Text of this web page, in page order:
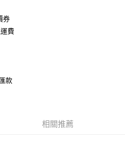
訂單成立後會自動跳轉到大哥付的交易
的期數、繳款截止日，確認付款後即完
額請依後續交易確認頁面所載為準。
交易或遇審核未通過，訂單將自動取
後才付款」的支付方式。 讓您購物簡單
卡、不需儲值。
後付」後，將跳轉至「AFTEE先享後付」
券
費
款
相關推薦